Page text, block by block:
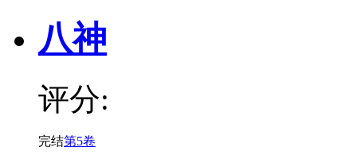
八神
评分:
完结第5卷